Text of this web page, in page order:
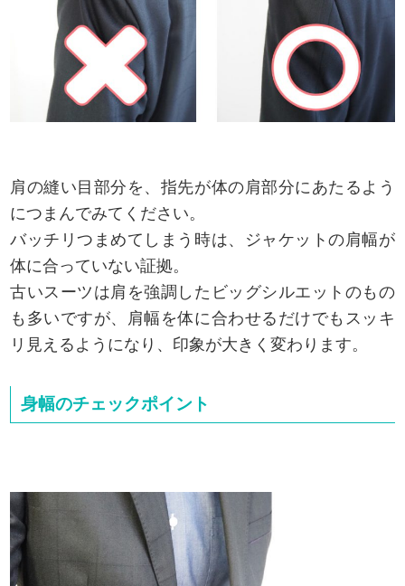
肩の縫い目部分を、指先が体の肩部分にあたるよう
につまんでみてください。
バッチリつまめてしまう時は、ジャケットの肩幅が
体に合っていない証拠。
古いスーツは肩を強調したビッグシルエットのもの
も多いですが、肩幅を体に合わせるだけでもスッキ
リ見えるようになり、印象が大きく変わります。
身幅のチェックポイント